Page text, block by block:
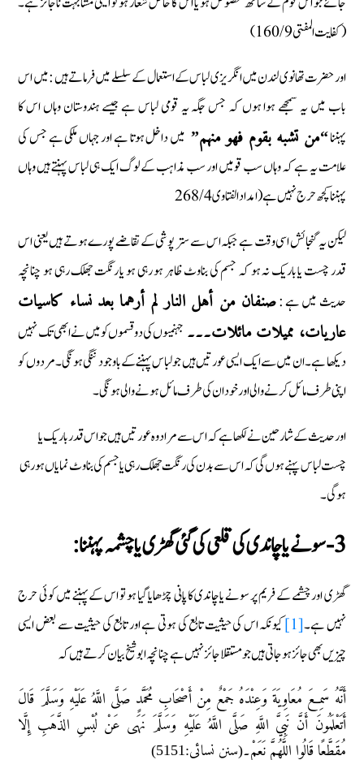
(کفایت المفتی 160/9)
اور حضرت تھانوی لندن میں انگریزی لباس کے استعمال کے سلسلے میں فرماتے ہیں : میں اس
باب میں یہ سمجھے ہوا ہوں کہ جس جگہ یہ قومی لباس ہے جیسے ہندوستان وہاں اس کا
پہننا“من تشبه بقوم فهو منهم” میں داخل ہوتا ہے اور جہاں ملکی ہے جس کی
علامت یہ ہے کہ وہاں سب قومیں اور سب مذاہب کے لوگ ایک ہی لباس پہنتے ہیں وہاں
پہننا کچھ حرج نہیں ہے (امداد الفتاوی 268/4
لیکن یہ گنجائش اسی وقت ہے جبکہ اس سے ستر پوشی کے تقاضے پورے ہوتے ہیں یعنی اس
قدر چست یا باریک نہ ہو کہ جسم کی بناوٹ ظاہر ہو رہی ہو یا رنگت جھلک رہی ہو چنانچہ
حدیث میں ہے :صنفان من أهل النار لم أرهما بعد نساء كاسيات
عاريات، مميلات مائلات۔۔۔ جہنمیوں کی دوقسموں کو میں نے ابھی تک نہیں
دیکھا ہے ۔ان میں سے ایک ایسی عورتیں ہیں جو لباس پہننے کے باوجود ننگی ہونگی۔مردوں کو
اپنی طرف مائل کرنے والی اور خود ان کی طرف مائل ہونے والی ہونگی۔
اور حدیث کے شارحین نے لکھا ہے کہ اس سے مراد وہ عورتیں ہیں جو اس قدر باریک یا
چست لباس پہنے ہوں گی کہ اس سے بدن کی رنگت جھلک رہی یا جسم کی بناوٹ نمایاں ہو رہی
ہوگی۔
3- سونے یا چاندی کی قلعی کی گئی گھڑی یا چشمہ پہننا:
گھڑی اور چشمے کے فریم پر سونے یا چاندی کا پانی چڑھایا گیا ہو تو اس کے پہننے میں کوئی حرج
نہیں ہے۔[1]
کیونکہ اس کی حیثیت تابع کی ہوتی ہے اور تابع کی حیثیت سے بعض ایسی
چیزیں بھی جائز ہو جاتی ہیں جو مستقلا جائز نہیں ہے چنانچہ ابو شیخ بیان کرتے ہیں کہ
أَنَّهُ سَمِعَ مُعَاوِيَةَ وَعِنْدَهُ جَمْعٌ مِنْ أَصْحَابِ مُحَمَّدٍ صَلَّى اللَّهُ عَلَيْهِ وَسَلَّمَ قَالَ
أَتَعْلَمُونَ أَنَّ نَبِيَّ اللَّهِ صَلَّى اللَّهُ عَلَيْهِ وَسَلَّمَ نَهَى عَنْ لُبْسِ الذَّهَبِ إِلَّا
مُقَطَّعًا قَالُوا اللَّهُمَّ نَعَمْ۔(سنن نسائی:5151)